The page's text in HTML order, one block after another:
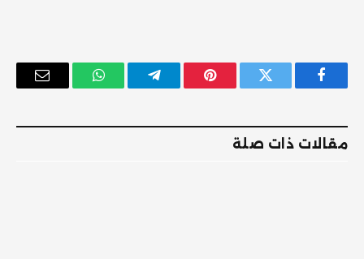
فيسبوك تويتر بينتيريستتيلقرام واتساب
البريد
مقالات ذات صلة